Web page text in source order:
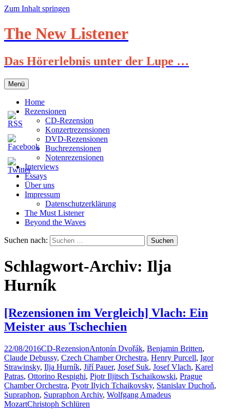
Zum Inhalt springen
The New Listener
Das Hörerlebnis unter der Lupe …
Menü
Home
Rezensionen
CD-Rezension
Konzertrezensionen
DVD-Rezensionen
Buchrezensionen
Notenrezensionen
Interviews
Essays
Über uns
Impressum
Datenschutzerklärung
The Must Listener
Beyond the Waves
Suchen nach:
Schlagwort-Archiv: Ilja
Hurník
[Rezensionen im Vergleich] Vlach: Ein
Meister aus Tschechien
22/08/2016CD-RezensionAntonín Dvořák, Benjamin Britten,
Claude Debussy, Czech Chamber Orchestra, Henry Purcell, Igor
Strawinsky, Ilja Hurník, Jiří Pauer, Josef Suk, Josef Vlach, Karel
Patras, Ottorino Respighi, Pjotr Iljitsch Tschaikowski, Prague
Chamber Orchestra, Pyotr Ilyich Tchaikovsky, Stanislav Duchoň,
Supraphon, Supraphon Archiv, Wolfgang Amadeus
MozartChristoph Schlüren